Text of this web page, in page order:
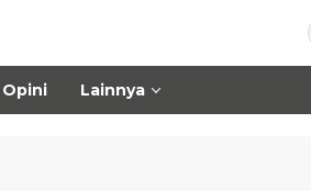
Opini Lainnya